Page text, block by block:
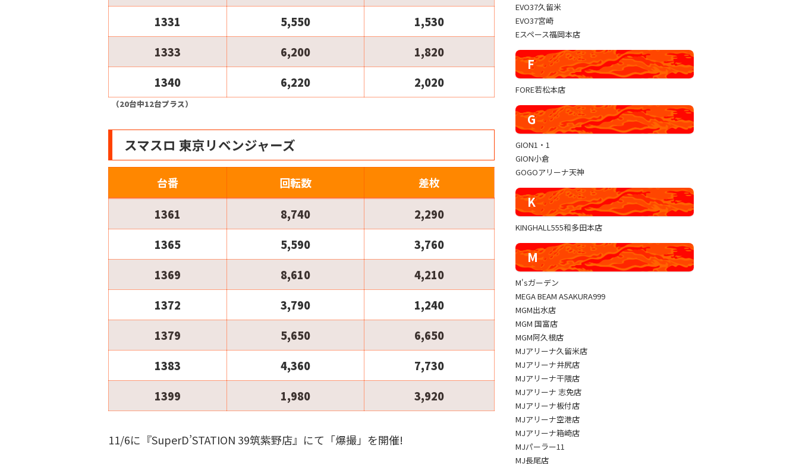
1331
5,550
1,530
1333
6,200
1,820
1340
6,220 2,020
（20台中12台プラス）
スマスロ 東京リベンジャーズ
台番 回転数 差枚
1361 8,740
2,290
1365
5,590
3,760
1369
8,610
4,210
1372
3,790
1,240
1379
5,650
6,650
1383
4,360
7,730
1399
1,980 3,920
11/6に『SuperD’STATION 39筑紫野店』にて「爆撮」を開催!
EVO37久留米
EVO37宮崎
Eスペース福岡本店
F
FORE若松本店
G
GION1・1
GION小倉
GOGOアリーナ天神
K
KINGHALL555和多田本店
M
M'sガーデン
MEGA BEAM ASAKURA999
MGM出水店
MGM 国富店
MGM阿久根店
MJアリーナ久留米店
MJアリーナ井尻店
MJアリーナ干隈店
MJアリーナ 志免店
MJアリーナ板付店
MJアリーナ空港店
MJアリーナ箱崎店
MJパーラー11
MJ長尾店